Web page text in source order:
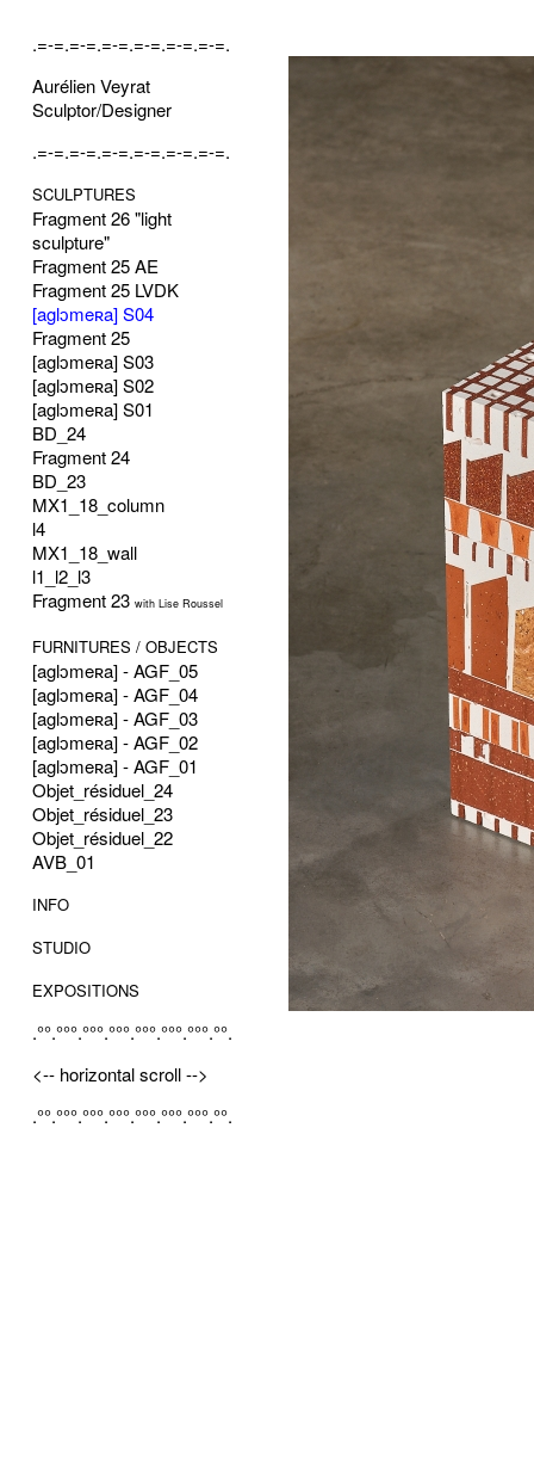
.=-=.=-=.=-=.=-=.=-=.=-=.
Aurélien Veyrat
Sculptor/Designer
.=-=.=-=.=-=.=-=.=-=.=-=.
SCULPTURES
Fragment 26 "light
sculpture"
Fragment 25 AE
Fragment 25 LVDK
[aglɔmeʀa] S04
Fragment 25
[aglɔmeʀa] S03
[aglɔmeʀa] S02
[aglɔmeʀa] S01
BD_24
Fragment 24
BD_23
MX1_18_column
l4
MX1_18_wall
l1_l2_l3
Fragment 23 with Lise Roussel
FURNITURES / OBJECTS
[aglɔmeʀa] - AGF_05
[aglɔmeʀa] - AGF_04
[aglɔmeʀa] - AGF_03
[aglɔmeʀa] - AGF_02
[aglɔmeʀa] - AGF_01
Objet_résiduel_24
Objet_résiduel_23
Objet_résiduel_22
AVB_01
INFO
STUDIO
EXPOSITIONS
.°°.°°°.°°°.°°°.°°°.°°°.°°°.°°.
<-- horizontal scroll -->
.°°.°°°.°°°.°°°.°°°.°°°.°°°.°°.